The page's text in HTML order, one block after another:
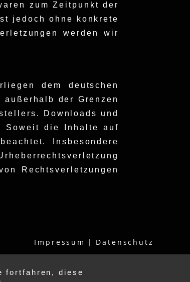
zum Zeitpunkt der
jedoch ohne konkrete
werden wir
dem deutschen
der Grenzen
Downloads und
Soweit die Inhalte auf
Insbesondere
Rechtsverletzungen
Impressum Datenschutz
fortfahren, diese